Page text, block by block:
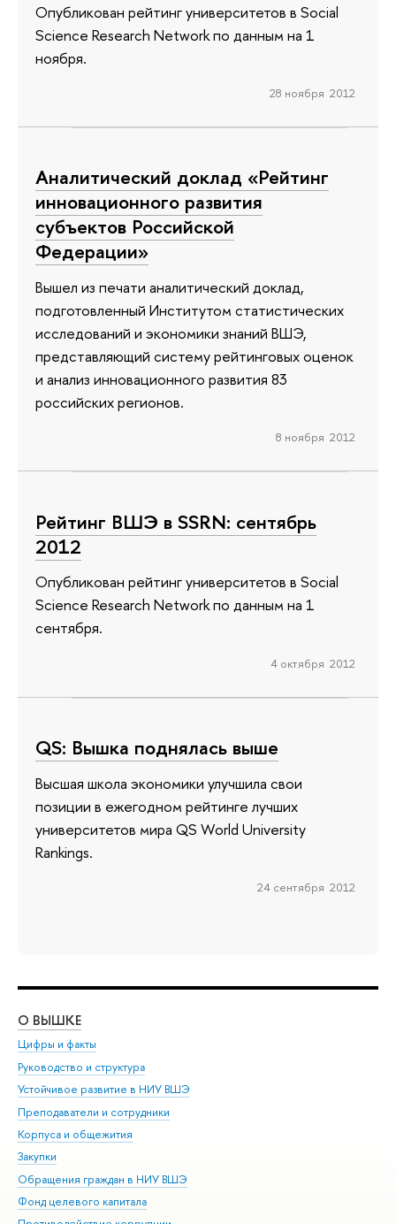
Опубликован рейтинг университетов в Social
Science Research Network по данным на 1
ноября.
28 ноября 2012
Аналитический доклад «Рейтинг
инновационного развития
субъектов Российской
Федерации»
Вышел из печати аналитический доклад,
подготовленный Институтом статистических
исследований и экономики знаний ВШЭ,
представляющий систему рейтинговых оценок
и анализ инновационного развития 83
российских регионов.
8 ноября 2012
Рейтинг ВШЭ в SSRN: сентябрь
2012
Опубликован рейтинг университетов в Social
Science Research Network по данным на 1
сентября.
4 октября 2012
QS: Вышка поднялась выше
Высшая школа экономики улучшила свои
позиции в ежегодном рейтинге лучших
университетов мира QS World University
Rankings.
24 сентября 2012
О ВЫШКЕ
Цифры и факты
Руководство и структура
Устойчивое развитие в НИУ ВШЭ
Преподаватели и сотрудники
Корпуса и общежития
Закупки
Обращения граждан в НИУ ВШЭ
Фонд целевого капитала